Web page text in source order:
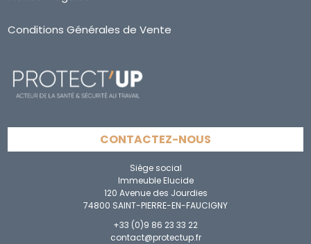
Conditions Générales de Vente
CONTACTEZ-NOUS
Siège social
Immeuble Elucide
120 Avenue des Jourdies
74800 SAINT-PIERRE-EN-FAUCIGNY
+33 (0)9 86 23 33 22
contact@protectup.fr